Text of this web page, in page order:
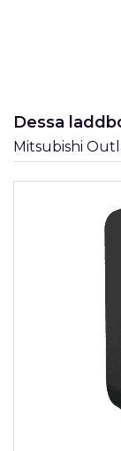
Dessa
Mitsubishi